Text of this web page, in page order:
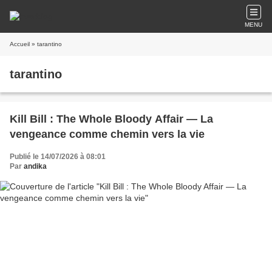
MENU
Accueil » tarantino
tarantino
Kill Bill : The Whole Bloody Affair — La
vengeance comme chemin vers la vie
Publié le 14/07/2026 à 08:01
Par andika